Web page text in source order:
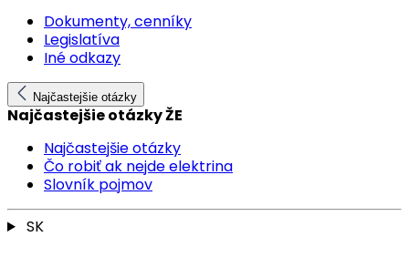
Dokumenty, cenníky
Legislatíva
Iné odkazy
Najčastejšie otázky
Najčastejšie otázky ŽE
Najčastejšie otázky
Čo robiť ak nejde elektrina
Slovník pojmov
SK